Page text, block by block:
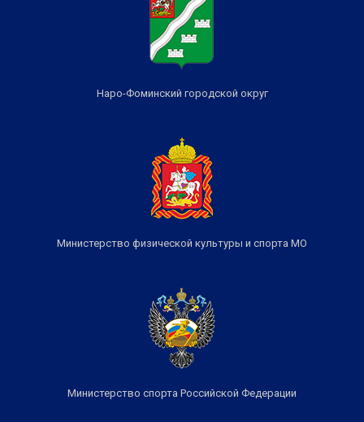
Наро-Фоминский городской округ
Министерство физической культуры и спорта МО
Министерство спорта Российской Федерации